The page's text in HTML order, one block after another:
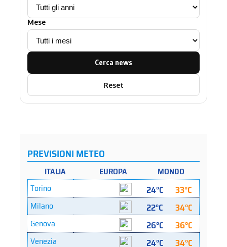
Mese
Cerca news
Reset